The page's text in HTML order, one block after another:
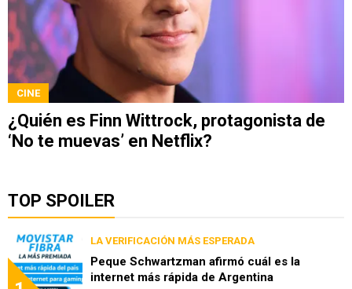
CINE
¿Quién es Finn Wittrock, protagonista de
‘No te muevas’ en Netflix?
TOP SPOILER
LA VERIFICACIÓN MÁS ESPERADA
Peque Schwartzman afirmó cuál es la
internet más rápida de Argentina